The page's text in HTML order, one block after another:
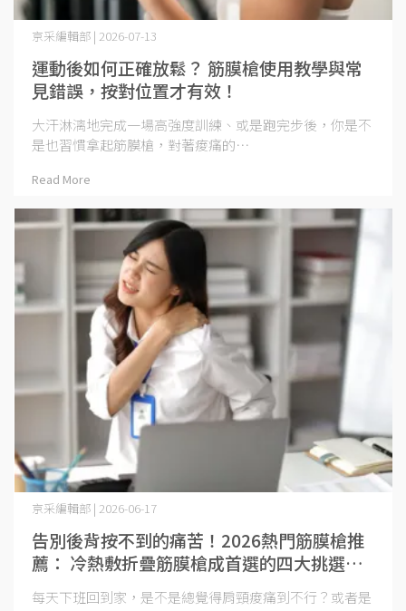
運動後如何正確放鬆？ 筋膜槍使用教學與常
見錯誤，按對位置才有效！
京采編輯部 | 2026-07-13
大汗淋漓地完成一場高強度訓練、或是跑完步後，你是不
是也習慣拿起筋膜槍，對著痠痛的⋯
Read More
告別後背按不到的痛苦！2026熱門筋膜槍推
薦： 冷熱敷折疊筋膜槍成首選的四大挑選關
鍵
京采編輯部 | 2026-06-17
每天下班回到家，是不是總覺得肩頸痠痛到不行？或者是